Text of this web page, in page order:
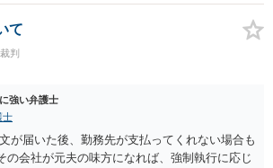
等があればそちらについても確認する必要が
談の場での回答よりも個別に弁護士にご相談さ
て
判
強い弁護士
士
が届いた後、勤務先が支払ってくれない場合も
の会社が元夫の味方になれば、強制執行に応じ